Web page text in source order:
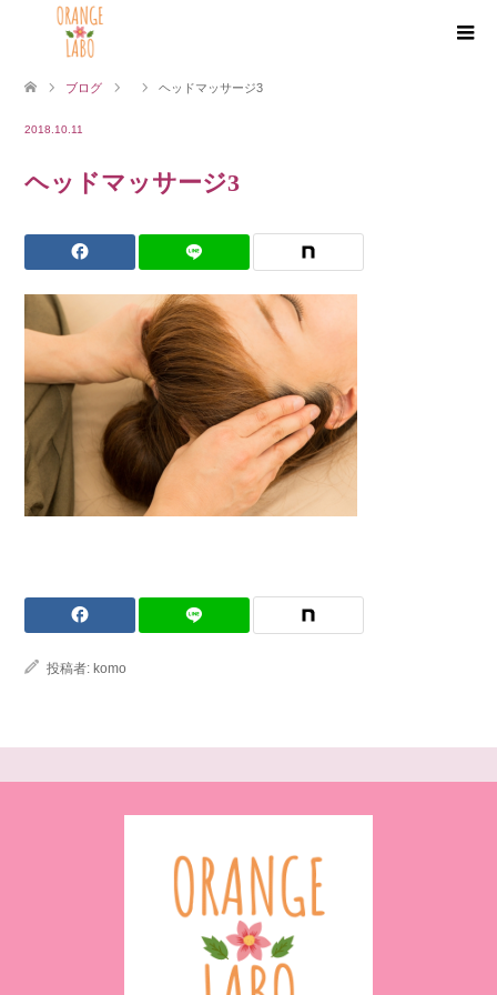
ブログ ヘッドマッサージ3
2018.10.11
ヘッドマッサージ3
投稿者: komo